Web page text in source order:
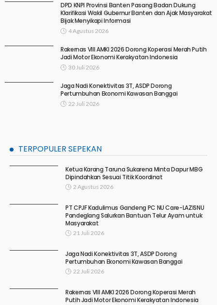
DPD KNPI Provinsi Banten Pasang Badan Dukung
Klarifikasi Wakil Gubernur Banten dan Ajak Masyarakat
Bijak Menyikapi Informasi
4 Agustus 2026
Rakernas VIII AMKI 2026 Dorong Koperasi Merah Putih
Jadi Motor Ekonomi Kerakyatan Indonesia
30 Juli 2026
Jaga Nadi Konektivitas 3T, ASDP Dorong
Pertumbuhan Ekonomi Kawasan Banggai
22 Juli 2026
TERPOPULER SEPEKAN
Ketua Karang Taruna Sukarena Minta Dapur MBG
Dipindahkan Sesuai Titik Koordinat
2 Agustus 2026
PT CPJF Kadulimus Gandeng PC NU Care-LAZISNU
Pandeglang Salurkan Bantuan Telur Ayam untuk
Masyarakat
21 Juli 2026
Jaga Nadi Konektivitas 3T, ASDP Dorong
Pertumbuhan Ekonomi Kawasan Banggai
22 Juli 2026
Rakernas VIII AMKI 2026 Dorong Koperasi Merah
Putih Jadi Motor Ekonomi Kerakyatan Indonesia